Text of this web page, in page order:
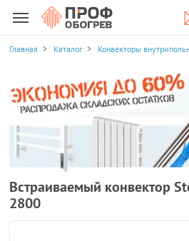
Главная Каталог Конвекторы
Встраиваемый конвектор
2800